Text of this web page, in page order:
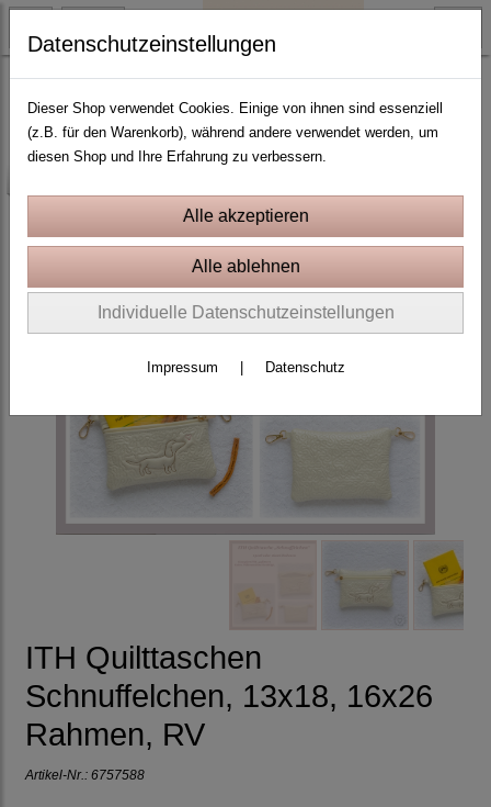
ITH Stickprojekte In the Hoop ITH Taschen, Quilttaschen
ITH Quilttaschen
Schnuffelchen, 13x18, 16x26
Rahmen, RV
Artikel-Nr.: 6757588
Datenschutzeinstellungen
Dieser Shop verwendet Cookies. Einige von ihnen sind essenziell
(z.B. für den Warenkorb), während andere verwendet werden, um
diesen Shop und Ihre Erfahrung zu verbessern.
Individuelle Datenschutzeinstellungen
Impressum Datenschutz